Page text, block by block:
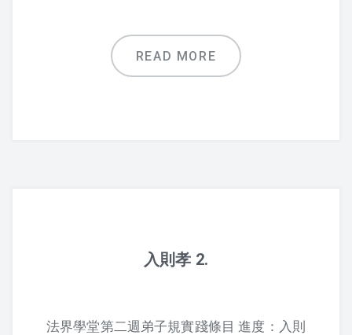
人類的未來 – 上人
READ MORE
入則孝 2.
法界學堂第二週弟子規實踐條目 進度：入則